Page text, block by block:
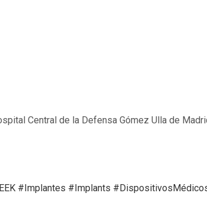
Central de la Defensa Gómez Ulla de
#Implantes #Implants